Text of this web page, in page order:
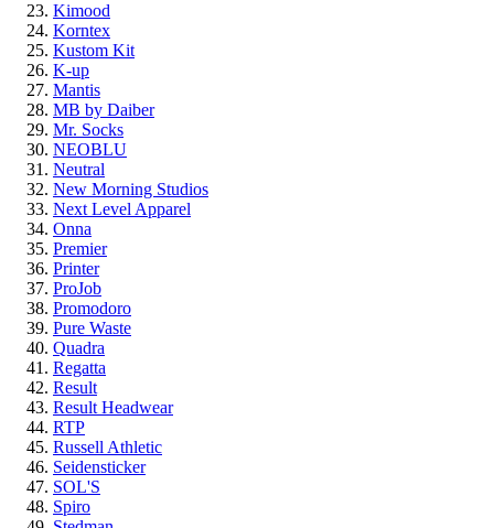
Kimood
Korntex
Kustom Kit
K-up
Mantis
MB by Daiber
Mr. Socks
NEOBLU
Neutral
New Morning Studios
Next Level Apparel
Onna
Premier
Printer
ProJob
Promodoro
Pure Waste
Quadra
Regatta
Result
Result Headwear
RTP
Russell Athletic
Seidensticker
SOL'S
Spiro